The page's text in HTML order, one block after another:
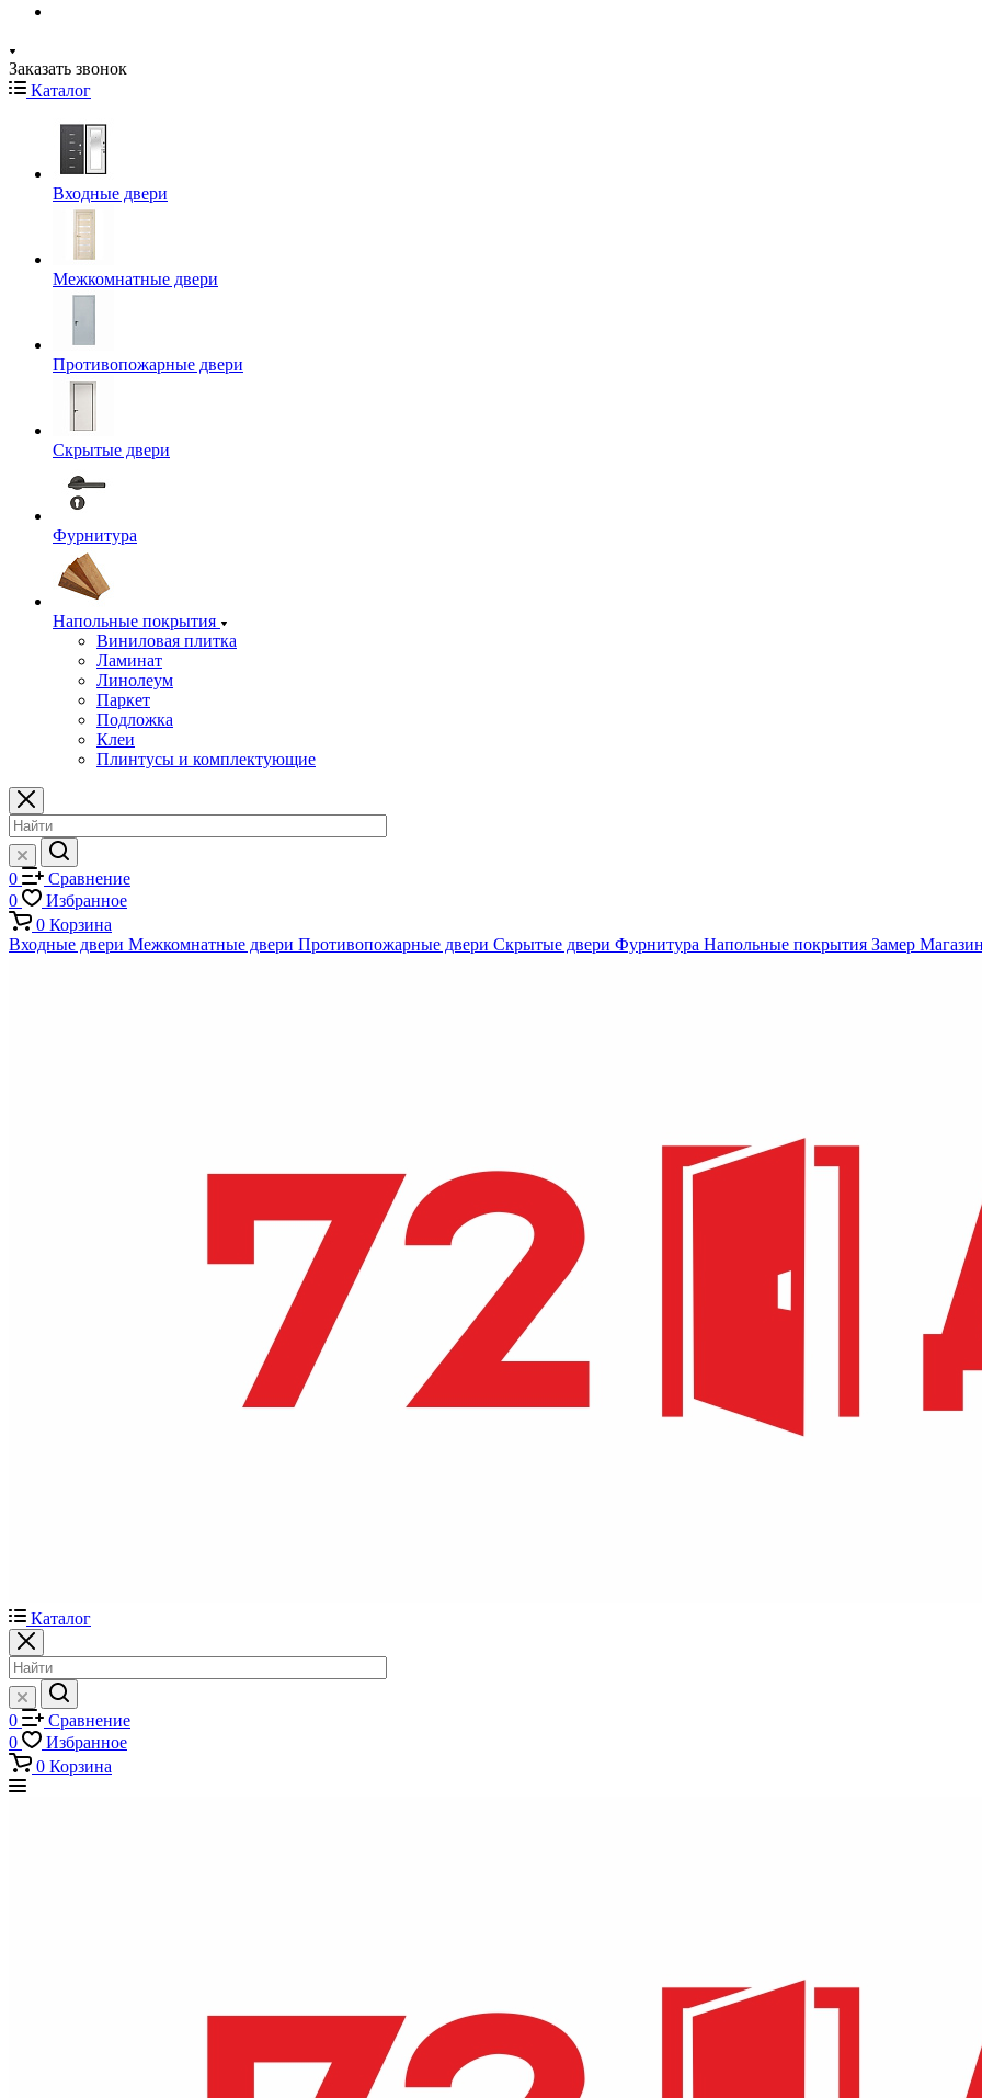
Заказать звонок
Каталог
Входные двери
Межкомнатные двери
Противопожарные двери
Скрытые двери
Фурнитура
Напольные покрытия
Виниловая плитка
Ламинат
Линолеум
Паркет
Подложка
Клеи
Плинтусы и комплектующие
0
Сравнение
0
Избранное
0 Корзина
Входные двери Межкомнатные двери Противопожарные двери Скрытые двери Фурнитура Напольные покрытия Замер
Каталог
0
Сравнение
0
Избранное
0 Корзина